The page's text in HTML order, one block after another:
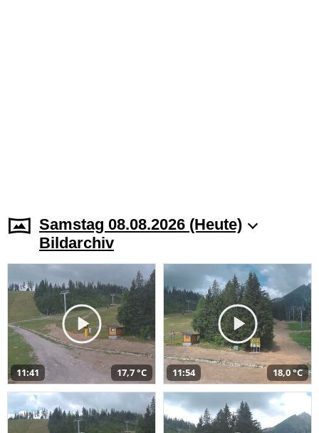
Samstag 08.08.2026 (Heute)
Bildarchiv
11:41 17,7 °C 11:54 18,0 °C